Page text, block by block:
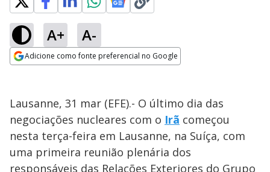
A+ A-
Adicione como fonte preferencial no Google
Lausanne, 31 mar (EFE).- O último dia das
negociações nucleares com o Irã começou
nesta terça-feira em Lausanne, na Suíça, com
uma primeira reunião plenária dos
responsáveis das Relações Exteriores do Grupo